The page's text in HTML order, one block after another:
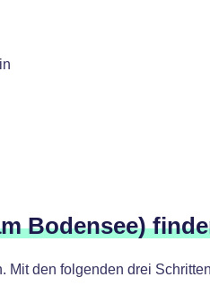
Bodensee)
Mit den folgenden drei